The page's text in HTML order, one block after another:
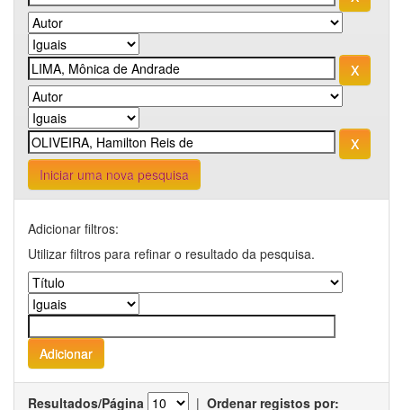
Iniciar uma nova pesquisa
Adicionar filtros:
Utilizar filtros para refinar o resultado da pesquisa.
Resultados/Página | Ordenar registos por: